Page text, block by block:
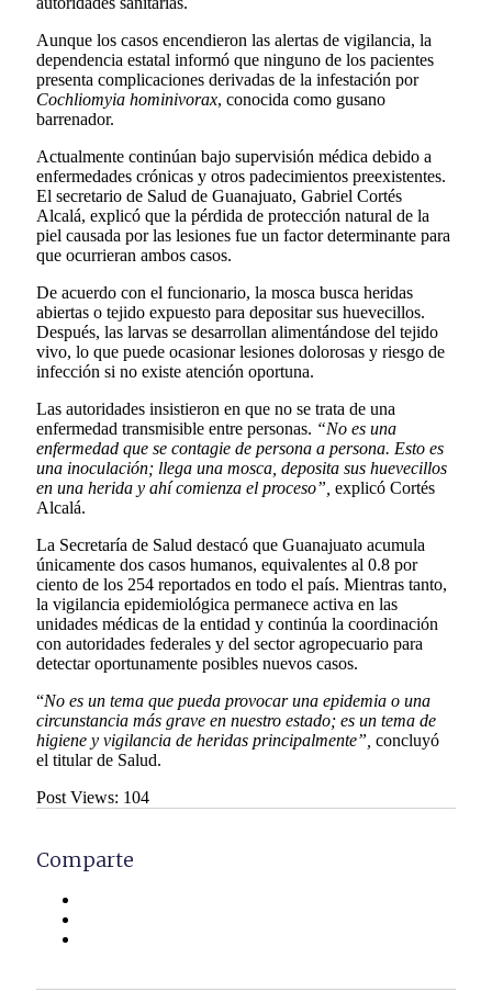
Aunque los casos encendieron las alertas de vigilancia, la
dependencia estatal informó que ninguno de los pacientes
presenta complicaciones derivadas de la infestación por
Cochliomyia hominivorax, conocida como gusano
barrenador.
Actualmente continúan bajo supervisión médica debido a
enfermedades crónicas y otros padecimientos preexistentes.
El secretario de Salud de Guanajuato, Gabriel Cortés
Alcalá, explicó que la pérdida de protección natural de la
piel causada por las lesiones fue un factor determinante para
que ocurrieran ambos casos.
De acuerdo con el funcionario, la mosca busca heridas
abiertas o tejido expuesto para depositar sus huevecillos.
Después, las larvas se desarrollan alimentándose del tejido
vivo, lo que puede ocasionar lesiones dolorosas y riesgo de
infección si no existe atención oportuna.
Las autoridades insistieron en que no se trata de una
enfermedad transmisible entre personas. “No es una
enfermedad que se contagie de persona a persona. Esto es
una inoculación; llega una mosca, deposita sus huevecillos
en una herida y ahí comienza el proceso”, explicó Cortés
Alcalá.
La Secretaría de Salud destacó que Guanajuato acumula
únicamente dos casos humanos, equivalentes al 0.8 por
ciento de los 254 reportados en todo el país. Mientras tanto,
la vigilancia epidemiológica permanece activa en las
unidades médicas de la entidad y continúa la coordinación
con autoridades federales y del sector agropecuario para
detectar oportunamente posibles nuevos casos.
“No es un tema que pueda provocar una epidemia o una
circunstancia más grave en nuestro estado; es un tema de
higiene y vigilancia de heridas principalmente”, concluyó
el titular de Salud.
Post Views: 104
Comparte